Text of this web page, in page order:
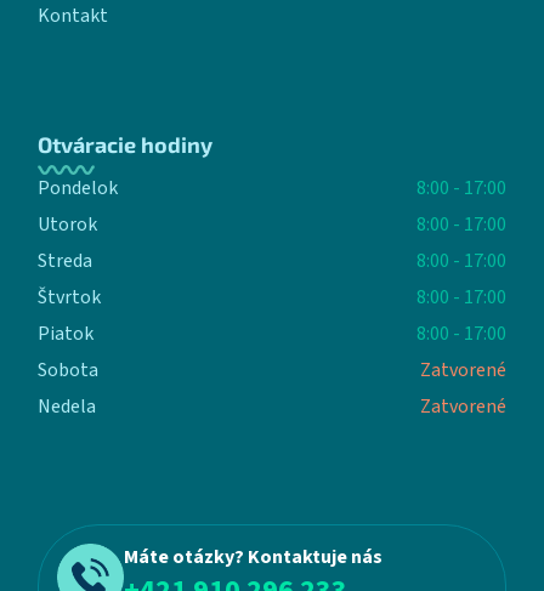
Kontakt
Otváracie hodiny
Pondelok
8:00 - 17:00
Utorok
8:00 - 17:00
Streda
8:00 - 17:00
Štvrtok
8:00 - 17:00
Piatok
8:00 - 17:00
Sobota
Zatvorené
Nedela
Zatvorené
Máte otázky? Kontaktuje nás